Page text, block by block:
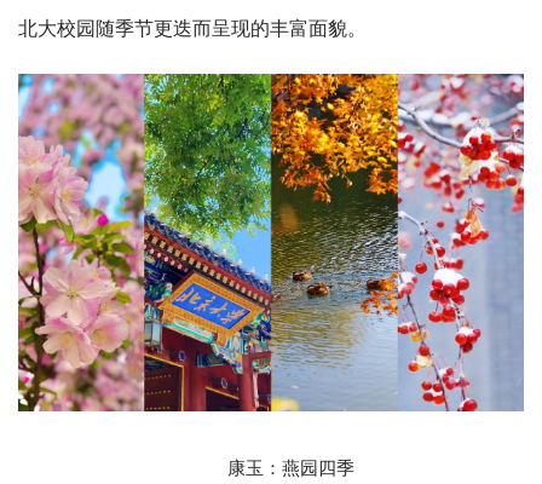
北大校园随季节更迭而呈现的丰富面貌。
康玉：燕园四季